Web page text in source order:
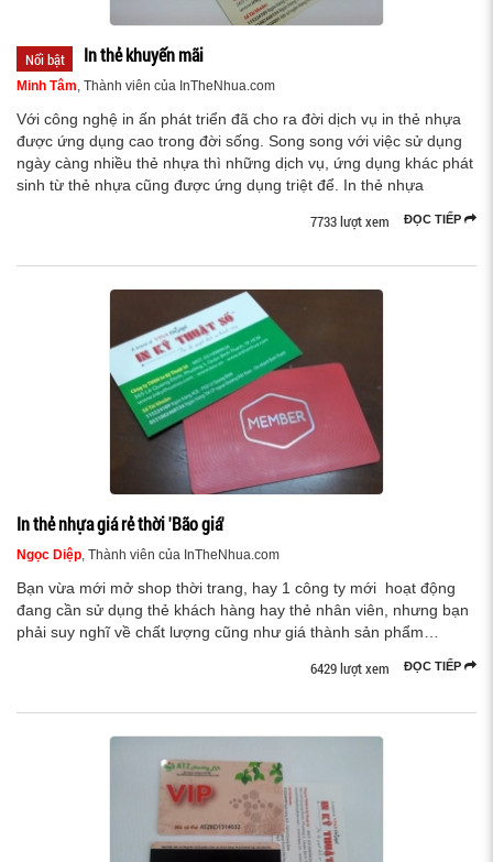
Nổi bật In thẻ khuyến mãi
Minh Tâm, Thành viên của InTheNhua.com
Với công nghệ in ấn phát triển đã cho ra đời dịch vụ in thẻ nhựa
được ứng dụng cao trong đời sống. Song song với việc sử dụng
ngày càng nhiều thẻ nhựa thì những dịch vụ, ứng dụng khác phát
sinh từ thẻ nhựa cũng được ứng dụng triệt để. In thẻ nhựa
ĐỌC TIẾP
7733 lượt xem
In thẻ nhựa giá rẻ thời 'Bão giá'
Ngọc Diệp, Thành viên của InTheNhua.com
Bạn vừa mới mở shop thời trang, hay 1 công ty mới hoạt động
đang cần sử dụng thẻ khách hàng hay thẻ nhân viên, nhưng bạn
phải suy nghĩ về chất lượng cũng như giá thành sản phẩm…
ĐỌC TIẾP
6429 lượt xem